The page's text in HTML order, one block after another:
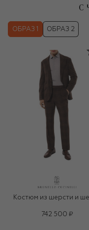
С
ОБРАЗ 1 ОБРАЗ 2
Костюм из шерсти и
742 500 ₽